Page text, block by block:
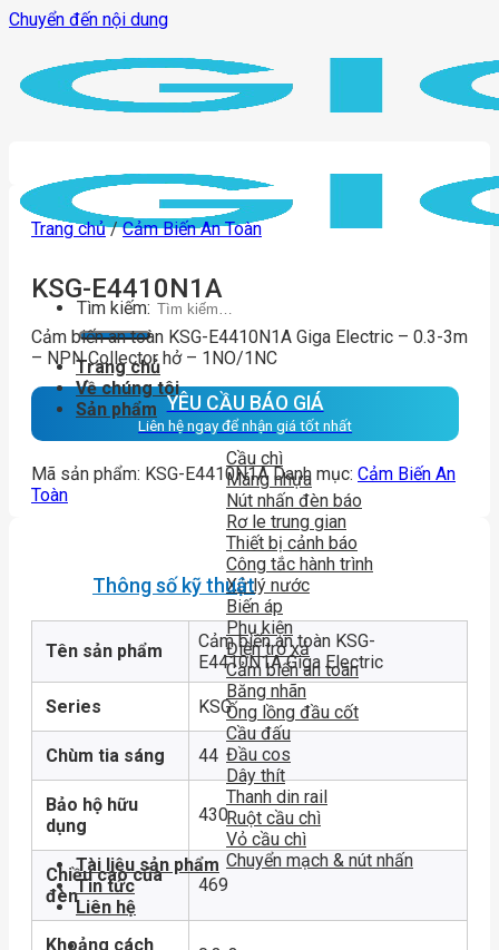
Chuyển đến nội dung
Tìm kiếm:
Trang chủ
Về chúng tôi
Sản phẩm
Cầu chì
Máng nhựa
Nút nhấn đèn báo
Rơ le trung gian
Thiết bị cảnh báo
Công tắc hành trình
Xử lý nước
Biến áp
Phụ kiện
Điện trở xả
Cảm biến an toàn
Băng nhãn
Ống lồng đầu cốt
Cầu đấu
Đầu cos
Dây thít
Thanh din rail
Ruột cầu chì
Vỏ cầu chì
Chuyển mạch & nút nhấn
Tài liệu sản phẩm
Tin tức
Liên hệ
Trang chủ / Cảm Biến An Toàn
KSG-E4410N1A
Cảm biến an toàn KSG-E4410N1A Giga Electric – 0.3-3m
– NPN Collector hở – 1NO/1NC
YÊU CẦU BÁO GIÁ
Liên hệ ngay để nhận giá tốt nhất
Mã sản phẩm: KSG-E4410N1A Danh mục: Cảm Biến An
Toàn
Thông số kỹ thuật
Tên sản phẩm
Cảm biến an toàn KSG-
E4410N1A Giga Electric
Series KSG
Chùm tia sáng 44
Bảo hộ hữu
dụng
430
Chiều cao của
đèn
469
Khoảng cách